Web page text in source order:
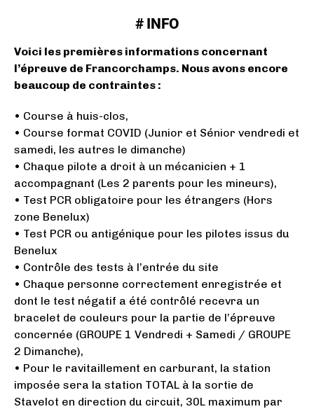
# INFO
Voici les premières informations concernant
l’épreuve de Francorchamps. Nous avons encore
beaucoup de contraintes :
• Course à huis-clos,
• Course format COVID (Junior et Sénior vendredi et
samedi, les autres le dimanche)
• Chaque pilote a droit à un mécanicien + 1
accompagnant (Les 2 parents pour les mineurs),
• Test PCR obligatoire pour les étrangers (Hors
zone Benelux)
• Test PCR ou antigénique pour les pilotes issus du
Benelux
• Contrôle des tests à l’entrée du site
• Chaque personne correctement enregistrée et
dont le test négatif a été contrôlé recevra un
bracelet de couleurs pour la partie de l’épreuve
concernée (GROUPE 1 Vendredi + Samedi / GROUPE
2 Dimanche),
• Pour le ravitaillement en carburant, la station
imposée sera la station TOTAL à la sortie de
Stavelot en direction du circuit, 30L maximum par